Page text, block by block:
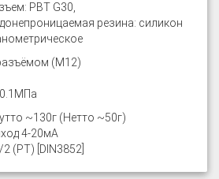
PBT G30,
резина: силикон
(М12)
~130г (Нетто ~50г)
4-20мА
2 (PT) [DIN3852]